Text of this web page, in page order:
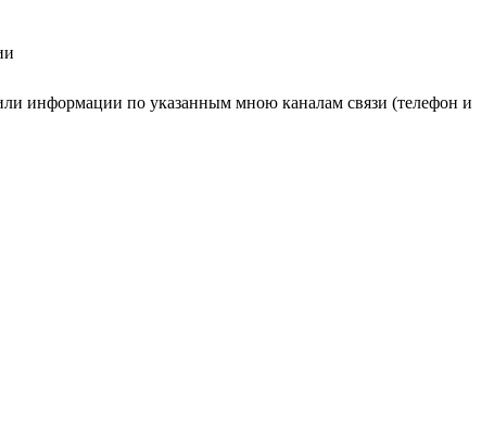
информации по указанным мною каналам связи (телефон и